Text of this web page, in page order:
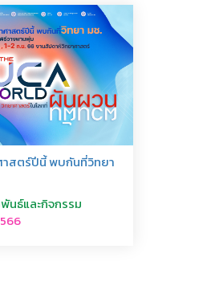
สตร์ปีนี้ พบกันที่วิทยา
นธ์และกิจกรรม